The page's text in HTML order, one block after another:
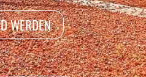
WERDEN